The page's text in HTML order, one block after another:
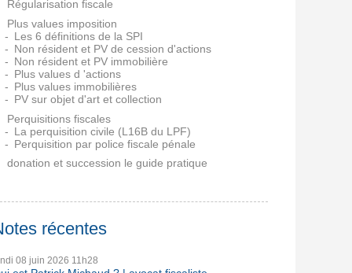
Régularisation fiscale
Plus values imposition
Les 6 définitions de la SPI
Non résident et PV de cession d'actions
Non résident et PV immobilière
Plus values d 'actions
Plus values immobilières
PV sur objet d'art et collection
Perquisitions fiscales
La perquisition civile (L16B du LPF)
Perquisition par police fiscale pénale
donation et succession le guide pratique
récentes
08 juin 2026 11h28